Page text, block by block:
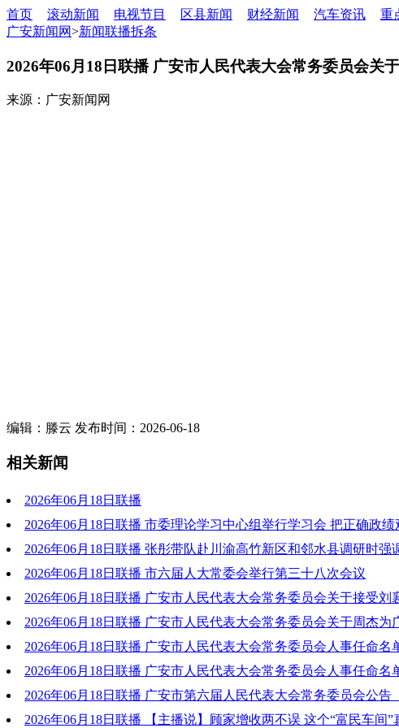
首页 滚动新闻 电视节目 区县新闻 财经新闻 汽车资讯 重
广安新闻网>新闻联播拆条
2026年06月18日联播 广安市人民代表大会常务委员会关
来源：广安新闻网
编辑：滕云 发布时间：2026-06-18
相关新闻
2026年06月18日联播
2026年06月18日联播 市委理论学习中心组举行学习会 把正确政绩
化于心外化于行 自觉为人民出政绩以实干出政绩 张彤主持并讲话 李
到会指导
2026年06月18日联播 张彤带队赴川渝高竹新区和邻水县调研时强
产业提质蓄动力 以民生改善聚人心 在真抓实干中厚植高质量发展根基
2026年06月18日联播 市六届人大常委会举行第三十八次会议
2026年06月18日联播 广安市人民代表大会常务委员会关于接受刘
辞去广安市人民政府市长职务的决定
2026年06月18日联播 广安市人民代表大会常务委员会关于周杰为
市人民政府代理市长的决定
2026年06月18日联播 广安市人民代表大会常务委员会人事任命名
（2026年6月17日广安市第六届人民代表大会常务委员会第三十八次
过）
2026年06月18日联播 广安市人民代表大会常务委员会人事任命名
（2026年6月17日广安市第六届人民代表大会常务委员会第三十八次
过）
2026年06月18日联播 广安市第六届人民代表大会常务委员会公告
27号）2026年06月18日联播 【主播说】顾家增收两不误 这个“富民车间”